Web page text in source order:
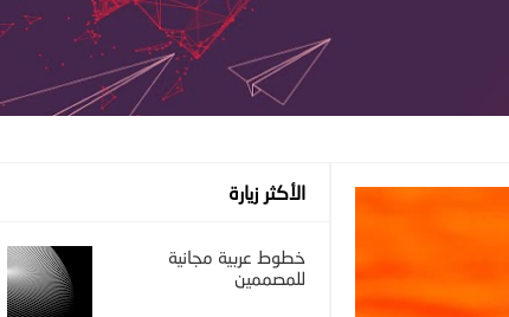
الأكثر زيارة
خطوط عربية مجانية
للمصممين